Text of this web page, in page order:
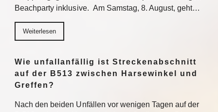
Beachparty inklusive. Am Samstag, 8. August, geht…
Weiterlesen
Wie unfallanfällig ist Streckenabschnitt
auf der B513 zwischen Harsewinkel und
Greffen?
Nach den beiden Unfällen vor wenigen Tagen auf der